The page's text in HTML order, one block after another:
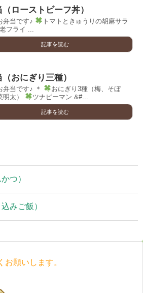
ローストビーフ丼）
弁当です♪
トマトときゅうりの胡麻サラ
フライ ...
記事を読む
おにぎり三種）
弁当です♪ ＊
おにぎり3種（梅、そぼ
明太）
ツナピーマン &#...
記事を読む
つ）
みご飯）
願いします。